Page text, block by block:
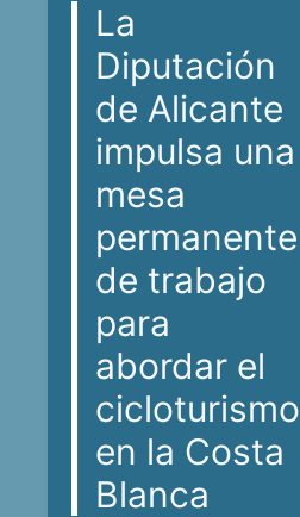
La
Diputación
de Alicante
impulsa una
mesa
permanente
de trabajo
para
abordar el
cicloturismo
en la Costa
Blanca